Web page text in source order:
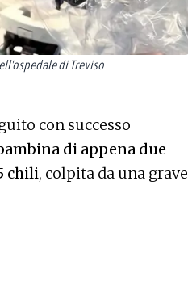
di Treviso
con successo
di appena due
chili, colpita da una grave